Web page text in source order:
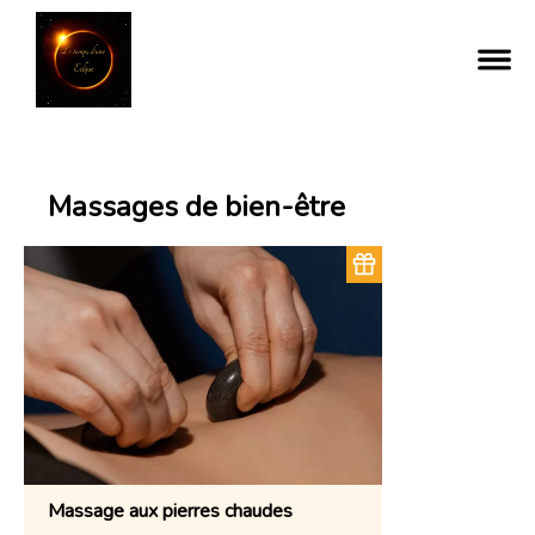
Massages de bien-être
Massage aux pierres chaudes